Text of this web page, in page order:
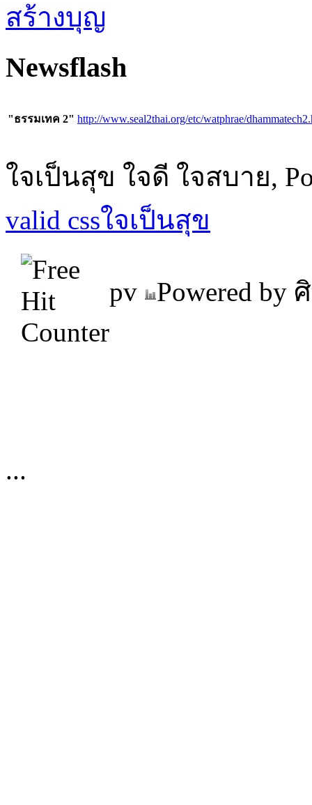
สร้างบุญ
Newsflash
"ธรรมเทค 2" http://www.seal2thai.org/etc/watphrae/
ใจเป็นสุข ใจดี ใจสบาย,
valid cssใจเป็นสุข
pv Powered by
...